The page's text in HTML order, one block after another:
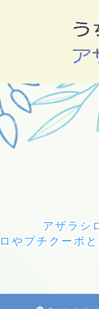
アザラシ
やプチクーボ